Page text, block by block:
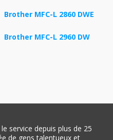
Brother MFC-L 2860 DWE
Brother MFC-L 2960 DW
service depuis plus de 25
de gens talentueux et